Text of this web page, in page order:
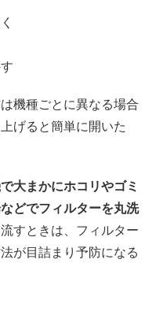
機種ごとに異なる場合
げると簡単に開いた
大まかにホコリやゴミ
どでフィルターを丸洗
すときは、フィルター
が目詰まり予防になる